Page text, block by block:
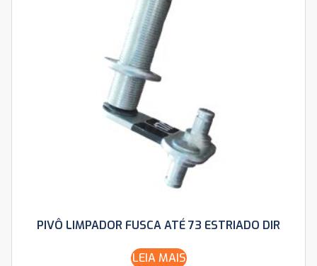
PIVÔ LIMPADOR FUSCA ATÉ 73 ESTRIADO DIR
LEIA MAIS